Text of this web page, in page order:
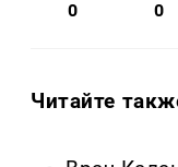
0 0
Читайте